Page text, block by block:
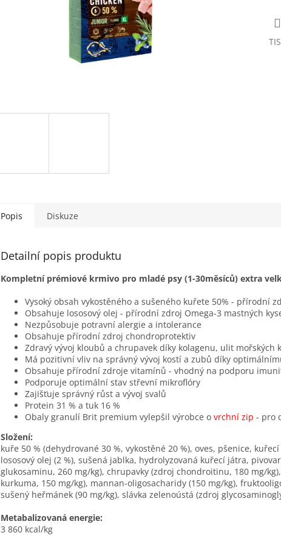
Popis Diskuze
Detailní popis produktu
Kompletní prémiové krmivo pro mladé psy (1-30měsíců) extra
Vysoký obsah vykostěného a sušeného kuřete 50% - přírodní
Obsahuje lososový olej - přírodní zdroj Omega-3 mastných
Nezpůsobuje potravní alergie a intolerance
Obsahuje přírodní zdroj chondroprotektiv
Zdravý vývoj kloubů a chrupavek díky kolagenu, ulit mořských
Má pozitivní vliv na správný vývoj kostí a zubů díky
Obsahuje přírodní zdroje vitamínů - vhodný na podporu
Podporuje optimální stav střevní mikroflóry
Zajišťuje správný růst a vývoj svalů
Protein 31 % a tuk 16 %
Obaly granulí Brit premium vylepšil výrobce o vrchní zip - pro
Složení:
kuře 50 % (dehydrované 30 %, vykostěné 20 %), oves, pšenice,
lososový olej (2 %), sušená jablka, hydrolyzovaná kuřecí játra,
glukosaminu, 260 mg/kg), chrupavky (zdroj chondroitinu, 180 mg/
kurkuma, 150 mg/kg), mannan-oligosacharidy (150 mg/kg),
sušený heřmánek (90 mg/kg), slávka zelenoústá (zdroj
Metabalizovaná energie:
3 860 kcal/kg